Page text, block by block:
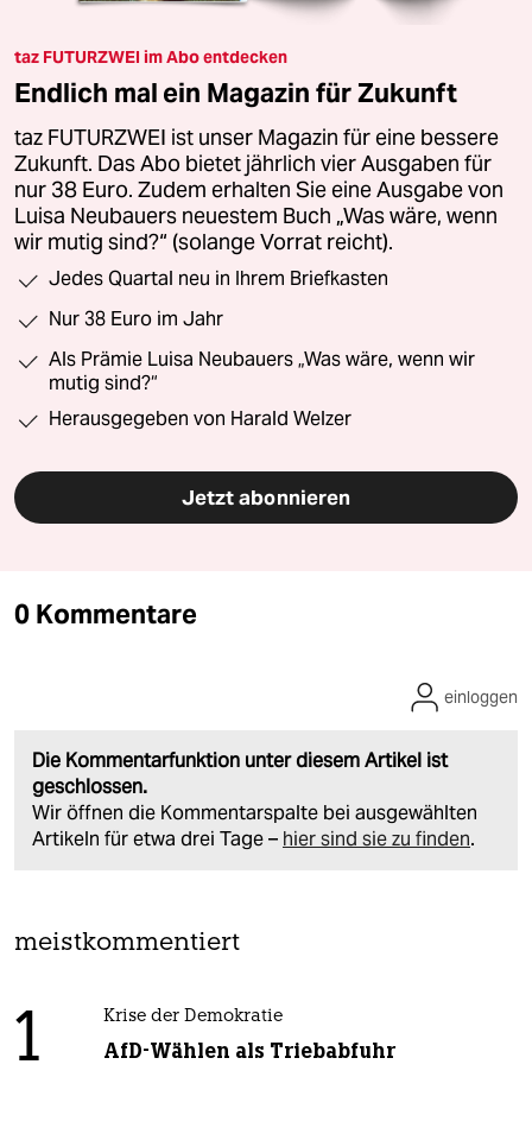
taz FUTURZWEI im Abo entdecken
Endlich mal ein Magazin für Zukunft
taz FUTURZWEI ist unser Magazin für eine bessere
Zukunft. Das Abo bietet jährlich vier Ausgaben für
nur 38 Euro. Zudem erhalten Sie eine Ausgabe von
Luisa Neubauers neuestem Buch „Was wäre, wenn
wir mutig sind?“ (solange Vorrat reicht).
Jedes Quartal neu in Ihrem Briefkasten
Nur 38 Euro im Jahr
Als Prämie Luisa Neubauers „Was wäre, wenn wir
mutig sind?“
Herausgegeben von Harald Welzer
Jetzt abonnieren
0 Kommentare
Die Kommentarfunktion unter diesem Artikel ist
geschlossen.
Wir öffnen die Kommentarspalte bei ausgewählten
Artikeln für etwa drei Tage – hier sind sie zu finden.
einloggen
meistkommentiert
1 Krise der Demokratie
AfD-Wählen als Triebabfuhr